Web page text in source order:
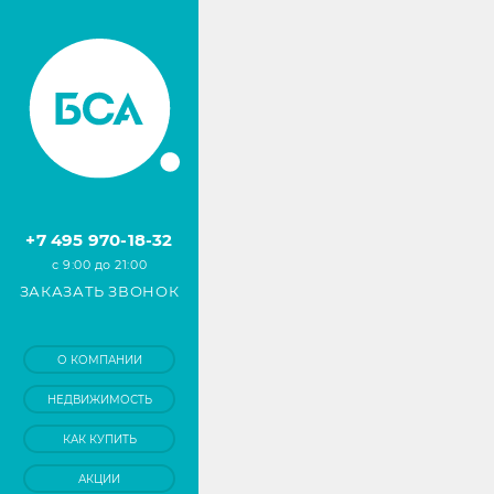
+7 495 970-18-32
с 9:00 до 21:00
ЗАКАЗАТЬ ЗВОНОК
О КОМПАНИИ
НЕДВИЖИМОСТЬ
КАК КУПИТЬ
АКЦИИ